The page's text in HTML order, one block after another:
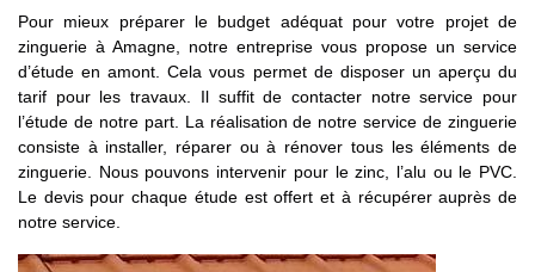
Pour mieux préparer le budget adéquat pour votre projet de
zinguerie à Amagne, notre entreprise vous propose un service
d’étude en amont. Cela vous permet de disposer un aperçu du
tarif pour les travaux. Il suffit de contacter notre service pour
l’étude de notre part. La réalisation de notre service de zinguerie
consiste à installer, réparer ou à rénover tous les éléments de
zinguerie. Nous pouvons intervenir pour le zinc, l’alu ou le PVC.
Le devis pour chaque étude est offert et à récupérer auprès de
notre service.